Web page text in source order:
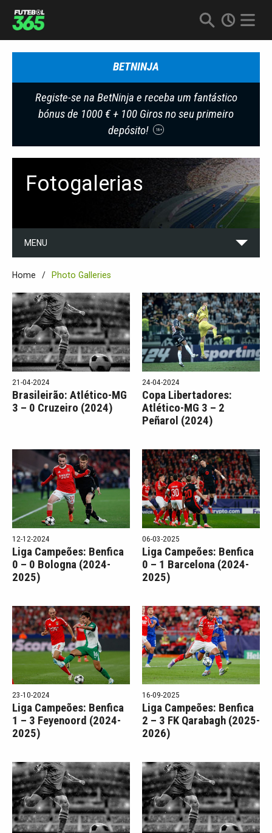
BETNINJA
Registe-se na BetNinja e receba um fantástico
bónus de 1000 € + 100 Giros no seu primeiro
depósito!
18+
Fotogalerias
MENU
Home Photo Galleries
21-04-2024
Brasileirão: Atlético-MG
3 – 0 Cruzeiro (2024)
24-04-2024
Copa Libertadores:
Atlético-MG 3 – 2
Peñarol (2024)
12-12-2024
Liga Campeões: Benfica
0 – 0 Bologna (2024-
2025)
06-03-2025
Liga Campeões: Benfica
0 – 1 Barcelona (2024-
2025)
23-10-2024
Liga Campeões: Benfica
1 – 3 Feyenoord (2024-
2025)
16-09-2025
Liga Campeões: Benfica
2 – 3 FK Qarabagh (2025-
2026)